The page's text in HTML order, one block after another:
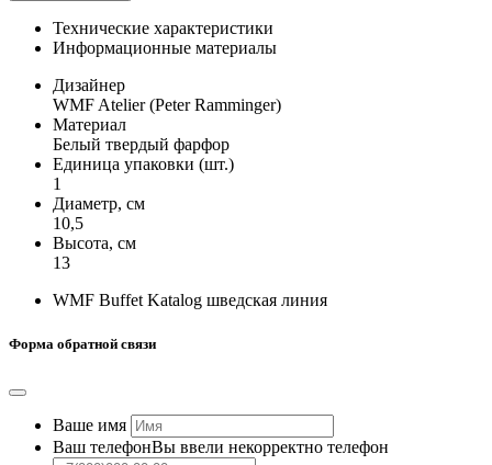
Технические характеристики
Информационные материалы
Дизайнер
WMF Atelier (Peter Ramminger)
Материал
Белый твердый фарфор
Единица упаковки (шт.)
1
Диаметр, см
10,5
Высота, см
13
WMF Buffet Katalog шведская линия
Форма обратной связи
Ваше имя
Ваш телефонВы ввели некорректно телефон